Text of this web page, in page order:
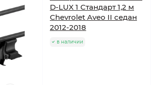
D-LUX 1 Стандарт 1,2 м
Chevrolet Aveo II седан
2012-2018
в наличии